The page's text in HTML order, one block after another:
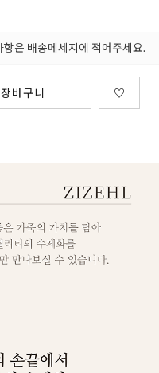
은 배송메세지에 적어주세요.
장바구니 ♡